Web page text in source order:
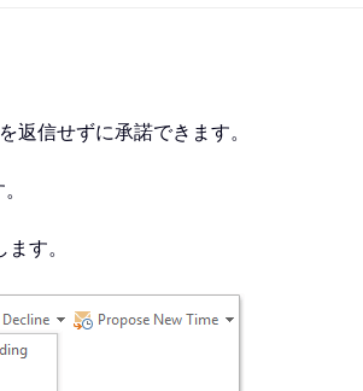
返信せずに承諾できます。
す。